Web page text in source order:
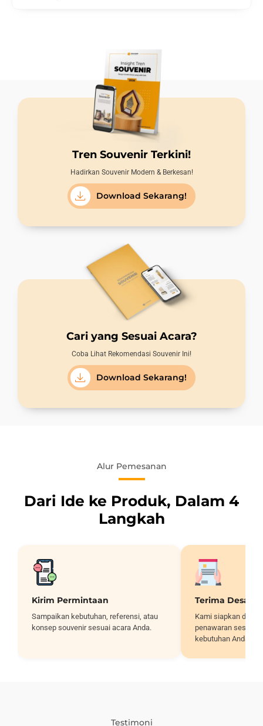
Tren Souvenir Terkini!
Hadirkan Souvenir Modern & Berkesan!
Download Sekarang!
Cari yang Sesuai Acara?
Coba Lihat Rekomendasi Souvenir Ini!
Download Sekarang!
Alur Pemesanan
Dari Ide ke Produk, Dalam 4
Langkah
Kirim Permintaan
Sampaikan kebutuhan, referensi, atau
konsep souvenir sesuai acara Anda.
Terima Desain
Kami siapkan
penawaran sesuai
kebutuhan Anda.
Testimoni